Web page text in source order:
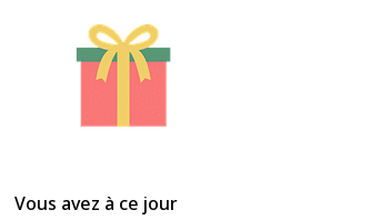
Vous avez à ce jour